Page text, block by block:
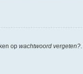
op wachtwoord vergeten?